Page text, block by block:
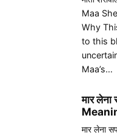
Maa
Why
to this
Maa’s…
मार
मार लेना